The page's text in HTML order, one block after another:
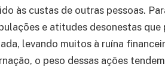
às custas de outras pessoas.
e atitudes desonestas
levando muitos à ruína
o peso dessas ações